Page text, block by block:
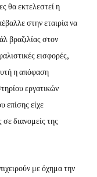
θα εκτελεστεί η
στην εταιρία να
βραζιλίας στον
εισφορές,
η απόφαση
εργατικών
επίσης είχε
διανομείς της
με όχημα την